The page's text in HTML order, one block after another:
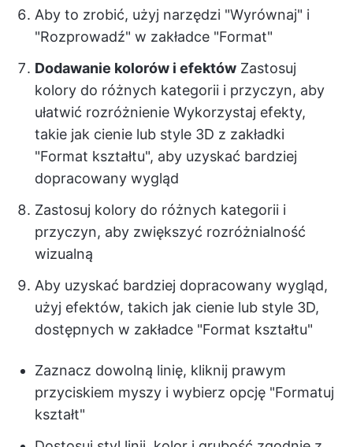
Aby to zrobić, użyj narzędzi "Wyrównaj" i
"Rozprowadź" w zakładce "Format"
Dodawanie kolorów i efektów Zastosuj
kolory do różnych kategorii i przyczyn, aby
ułatwić rozróżnienie Wykorzystaj efekty,
takie jak cienie lub style 3D z zakładki
"Format kształtu", aby uzyskać bardziej
dopracowany wygląd
Zastosuj kolory do różnych kategorii i
przyczyn, aby zwiększyć rozróżnialność
wizualną
Aby uzyskać bardziej dopracowany wygląd,
użyj efektów, takich jak cienie lub style 3D,
dostępnych w zakładce "Format kształtu"
Zaznacz dowolną linię, kliknij prawym
przyciskiem myszy i wybierz opcję "Formatuj
kształt"